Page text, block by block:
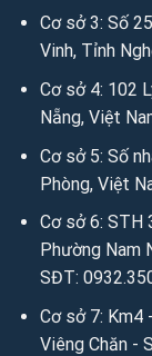
Cơ sở 3: Số
Vinh, Tỉnh
Cơ sở 4: 102
Nẵng, Việt
Cơ sở 5: Số
Phòng, Việt
Cơ sở 6: STH
Phường Nam
SĐT:
Cơ sở 7: Km4
Viêng Chăn -